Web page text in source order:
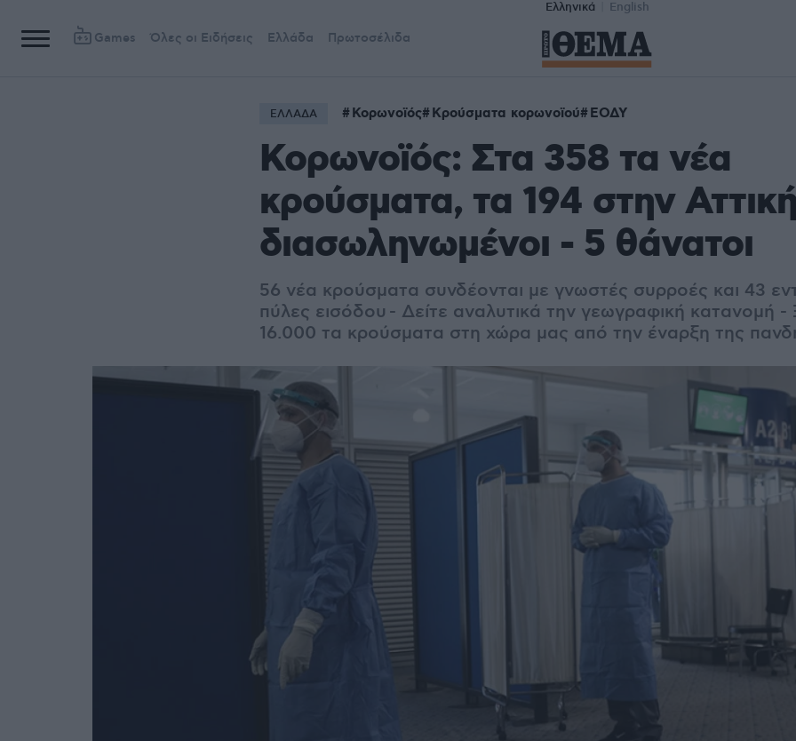
Ελληνικά English
Games Όλες οι Ειδήσεις Ελλάδα Πρωτοσέλιδα
ΕΛΛΑΔΑ Κορωνοϊός Κρούσματα κορωνοϊού ΕΟΔΥ
Κορωνοϊός: Στα 358 τα νέα
κρούσματα, τα 194 στην
διασωληνωμένοι - 5 θάνατοι
56 νέα κρούσματα συνδέονται με γνωστές συρροές και 43
πύλες εισόδου - Δείτε αναλυτικά την γεωγραφική κατανομή
16.000 τα κρούσματα στη χώρα μας από την έναρξη της